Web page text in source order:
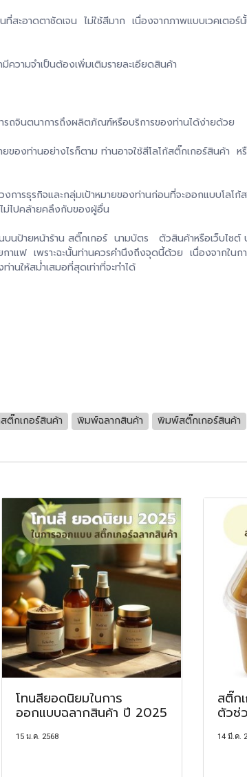
ะอาดตาชัดเจน ไม่ใช้สีมาก เนื่องจากภาพแบบเวคเตอ
ามจำเป็นต้องเพิ่มเติมรายละเอียดสินค้า
จินตนาการถึงผลิตภัณฑ์หรือบริการของท่านได้ง่ายด้วย
งท่านอย่างไรก็ตาม ท่านอาจใช้สีโลโก้สติ๊กเกอร์สินค้า
รธุรกิจและกลุ่มเป้าหมายของท่านก่อนที่จะออกแบบโลโ
ไปคล้ายคลึงกับของผู้อื่น
นป้ายหน้าร้าน สติ๊กเกอร์ นามบัตร ตัวสินค้าหรือเว็บไซต์
แฟ เพราะฉะนั้นท่านควรคำนึงถึงจุดนี้ด้วย เนื่องจากในก
ให้สม่ำเสมอที่สุดเท่าที่จะทำได้
ติ๊กเกอร์สินค้า พิมพ์ฉลากสินค้า พิมพ์สติ๊กเกอร์สินค้า
โทนสียอดนิยมในการ
ออกแบบฉลากสินค้า ปี 2025
15 ม.ค. 2568
สติ๊ก
ตัวช่
14 มี.ค.